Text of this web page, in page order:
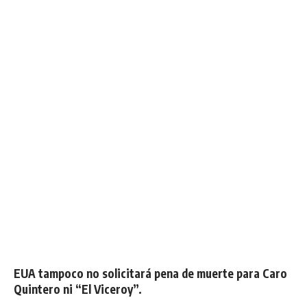
EUA tampoco no solicitará pena de muerte para Caro
Quintero ni “El Viceroy”.